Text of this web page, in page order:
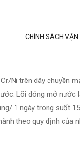
CHÍNH SÁCH VẬN
Ni trên dây chuyền
Lõi đóng mở nước
1 ngày trong suốt
theo quy định của